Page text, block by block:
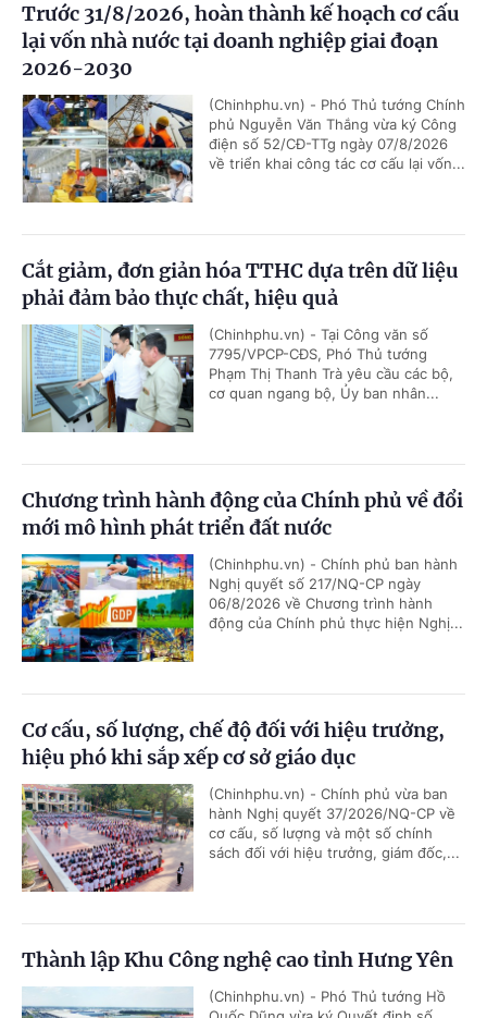
Trước 31/8/2026, hoàn thành kế hoạch cơ cấu
lại vốn nhà nước tại doanh nghiệp giai đoạn
2026-2030
(Chinhphu.vn) - Phó Thủ tướng Chính
phủ Nguyễn Văn Thắng vừa ký Công
điện số 52/CĐ-TTg ngày 07/8/2026
về triển khai công tác cơ cấu lại vốn...
Cắt giảm, đơn giản hóa TTHC dựa trên dữ liệu
phải đảm bảo thực chất, hiệu quả
(Chinhphu.vn) - Tại Công văn số
7795/VPCP-CĐS, Phó Thủ tướng
Phạm Thị Thanh Trà yêu cầu các bộ,
cơ quan ngang bộ, Ủy ban nhân...
Chương trình hành động của Chính phủ về đổi
mới mô hình phát triển đất nước
(Chinhphu.vn) - Chính phủ ban hành
Nghị quyết số 217/NQ-CP ngày
06/8/2026 về Chương trình hành
động của Chính phủ thực hiện Nghị...
Cơ cấu, số lượng, chế độ đối với hiệu trưởng,
hiệu phó khi sắp xếp cơ sở giáo dục
(Chinhphu.vn) - Chính phủ vừa ban
hành Nghị quyết 37/2026/NQ-CP về
cơ cấu, số lượng và một số chính
sách đối với hiệu trưởng, giám đốc,...
Thành lập Khu Công nghệ cao tỉnh Hưng Yên
(Chinhphu.vn) - Phó Thủ tướng Hồ